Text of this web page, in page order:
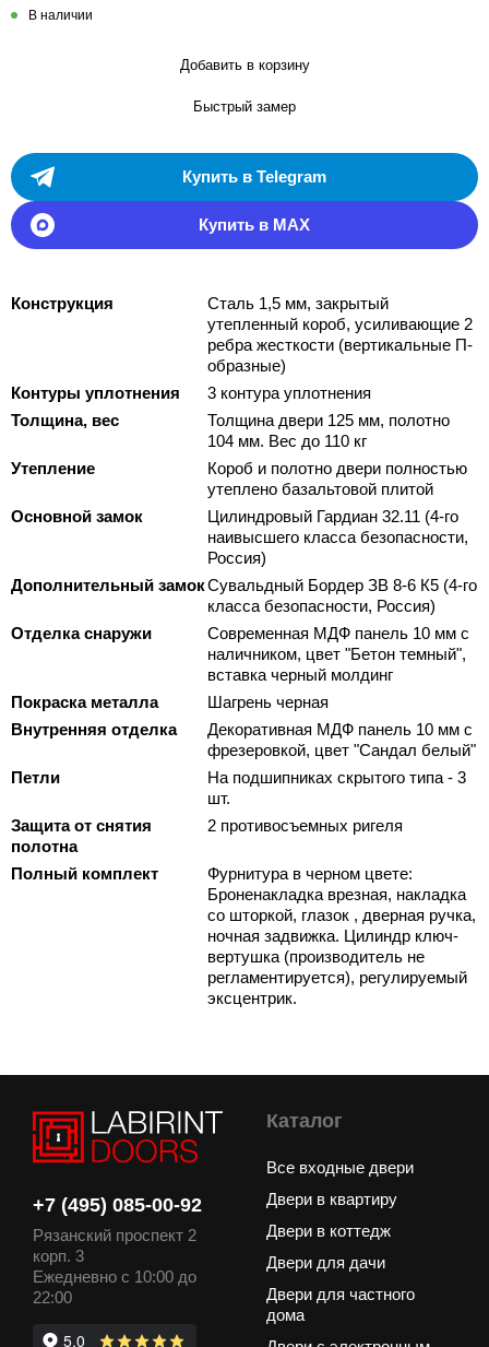
В наличии
Добавить в корзину
Быстрый замер
Купить в Telegram
Купить в MAX
Конструкция
Сталь 1,5 мм, закрытый
утепленный короб, усиливающие 2
ребра жесткости (вертикальные П-
образные)
Контуры уплотнения
3 контура уплотнения
Толщина, вес
Толщина двери 125 мм, полотно
104 мм. Вес до 110 кг
Утепление
Короб и полотно двери полностью
утеплено базальтовой плитой
Основной замок
Цилиндровый Гардиан 32.11 (4-го
наивысшего класса безопасности,
Россия)
Дополнительный замокСувальдный Бордер ЗВ 8-6 К5 (4-го
класса безопасности, Россия)
Отделка снаружи
Современная МДФ панель 10 мм с
наличником, цвет "Бетон темный",
вставка черный молдинг
Покраска металла
Шагрень черная
Внутренняя отделка
Декоративная МДФ панель 10 мм с
фрезеровкой, цвет "Сандал белый"
Петли
На подшипниках скрытого типа - 3
шт.
Защита от снятия
полотна
2 противосъемных ригеля
Полный комплект
Фурнитура в черном цвете:
Броненакладка врезная, накладка
со шторкой, глазок , дверная ручка,
ночная задвижка. Цилиндр ключ-
вертушка (производитель не
регламентируется), регулируемый
эксцентрик.
+7 (495) 085-00-92
Рязанский проспект 2
корп. 3
Ежедневно с 10:00 до
22:00
Каталог
Все входные двери
Двери в квартиру
Двери в коттедж
Двери для дачи
Двери для частного
дома